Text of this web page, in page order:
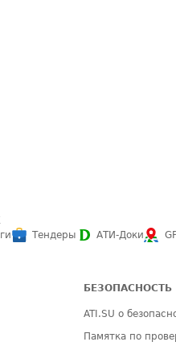
Тендеры АТИ-Доки
БЕЗОПАСНОСТЬ
ATI.SU о
Памятка по